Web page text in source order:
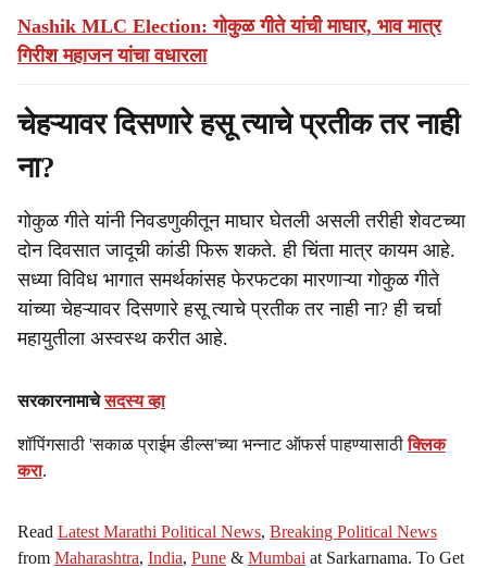
Nashik MLC Election: गोकुळ गीते यांची माघार, भाव मात्र
गिरीश महाजन यांचा वधारला
चेहऱ्यावर दिसणारे हसू त्याचे प्रतीक तर नाही
ना?
गोकुळ गीते यांनी निवडणुकीतून माघार घेतली असली तरीही शेवटच्या
दोन दिवसात जादूची कांडी फिरू शकते. ही चिंता मात्र कायम आहे.
सध्या विविध भागात समर्थकांसह फेरफटका मारणाऱ्या गोकुळ गीते
यांच्या चेहऱ्यावर दिसणारे हसू त्याचे प्रतीक तर नाही ना? ही चर्चा
महायुतीला अस्वस्थ करीत आहे.
सरकारनामाचेसदस्य व्हा
शॉपिंगसाठी 'सकाळ प्राईम डील्स'च्या भन्नाट ऑफर्स पाहण्यासाठीक्लिक
करा.
Read Latest Marathi Political News, Breaking Political News
from Maharashtra, India, Pune & Mumbai at Sarkarnama. To Get